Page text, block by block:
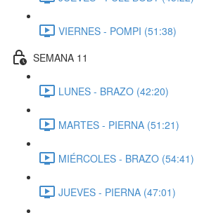
VIERNES - POMPI (51:38)
SEMANA 11
LUNES - BRAZO (42:20)
MARTES - PIERNA (51:21)
MIÉRCOLES - BRAZO (54:41)
JUEVES - PIERNA (47:01)